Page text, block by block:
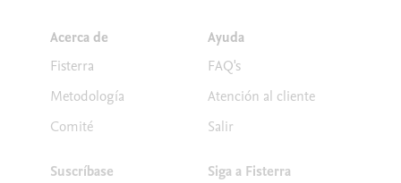
Acerca de
Fisterra
Metodología
Comité
Suscríbase
Ayuda
FAQ's
Atención al cliente
Salir
Siga a Fisterra